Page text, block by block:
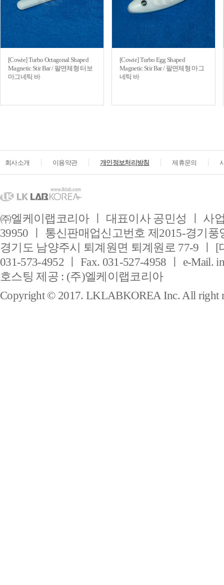
[Cowie] Turbo Octagonal Shaped
Magnetic Stir Bar / 팔면체형 터보
마그네틱 바
[Cowie] Turbo Egg Shaped
Magnetic Stir Bar / 팔면체형 마그
네틱 바
회사소개 이용약관 개인정보처리방침 제휴문의
㈜엘케이랩코리아 ㅣ 대표이사 공민성 ㅣ 사
39950 ㅣ 통신판매업신고번호 제2015-경기풍
경기도 남양주시 퇴계원면 퇴계원로 77-9 ㅣ [
031-573-4952 ㅣ Fax. 031-527-4958 ㅣ e-Mail.
호스팅 제공 : (주)엘케이랩코리아
Copyright © 2017. LKLABKOREA Inc. All right